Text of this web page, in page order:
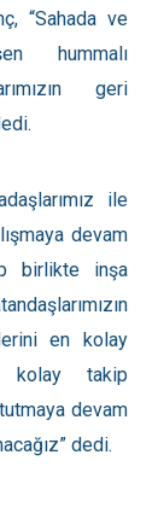
“Sahada ve
hummalı
geri
ile
devam
birlikte inşa
en kolay
kolay takip
devam
dedi.